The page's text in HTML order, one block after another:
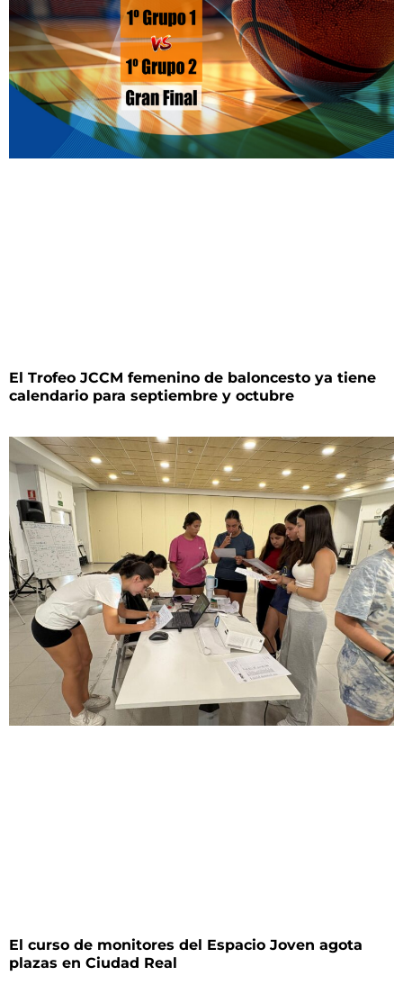
El Trofeo JCCM femenino de baloncesto ya tiene
calendario para septiembre y octubre
El curso de monitores del Espacio Joven agota
plazas en Ciudad Real